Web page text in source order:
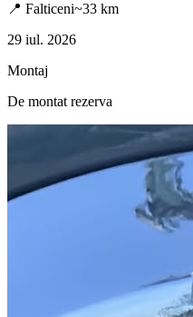
📍 Falticeni~33 km
29 iul. 2026
Montaj
De montat rezerva